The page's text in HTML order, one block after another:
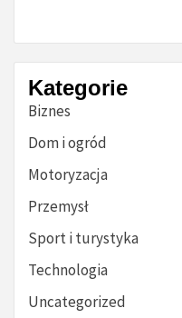
Kategorie
Biznes
Dom i ogród
Motoryzacja
Przemysł
Sport i turystyka
Technologia
Uncategorized